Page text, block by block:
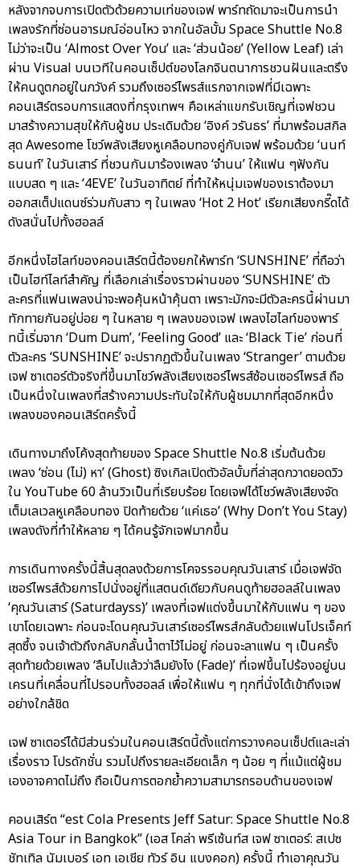
หลังจากจบการเปิดตัวด้วยความเท่ของเจฟ พาร์ทถัดมาจะเป็นการนำ
เพลงรักที่ซ่อนอารมณ์อ่อนไหว จากในอัลบั้ม Space Shuttle No.8
ไม่ว่าจะเป็น ‘Almost Over You’ และ ‘ส่วนน้อย’ (Yellow Leaf) เล่า
ผ่าน Visual บนเวทีในคอนเซ็ปต์ของโลกจินตนาการชวนฝันและตรึง
ให้คนดูตกอยู่ในภวังค์ รวมถึงเซอร์ไพรส์แรกจากเจฟที่มีเฉพาะ
คอนเสิร์ตรอบการแสดงที่กรุงเทพฯ คือเหล่าแขกรับเชิญที่เจฟชวน
มาสร้างความสุขให้กับผู้ชม ประเดิมด้วย ‘อิงค์ วรันธร’ ที่มาพร้อมสกิล
สุด Awesome โชว์พลังเสียงหูเคลือบทองคู่กับเจฟ พร้อมด้วย ‘นนท์
ธนนท์’ ในวันเสาร์ ที่ชวนกันมาร้องเพลง ‘จำนน’ ให้แฟน ๆฟังกัน
แบบสด ๆ และ ‘4EVE’ ในวันอาทิตย์ ที่ทำให้หนุ่มเจฟของเราต้องมา
ออกสเต็ปแดนซ์ร่วมกับสาว ๆ ในเพลง ‘Hot 2 Hot’ เรียกเสียงกรี๊ดได้
ดังสนั่นไปทั้งฮอลล์
อีกหนึ่งไฮไลท์ของคอนเสิร์ตนี้ต้องยกให้พาร์ท ‘SUNSHINE’ ที่ถือว่า
เป็นไฮท์ไลท์สำคัญ ที่เลือกเล่าเรื่องราวผ่านของ ‘SUNSHINE’ ตัว
ละครที่แฟนเพลงน่าจะพอคุ้นหน้าคุ้นตา เพราะมักจะมีตัวละครนี้ผ่านมา
ทักทายกันอยู่บ่อย ๆ ในหลาย ๆ เพลงของเจฟ เพลงไฮไลท์ของพาร์
ทนี้เริ่มจาก ‘Dum Dum’, ‘Feeling Good’ และ ‘Black Tie’ ก่อนที่
ตัวละคร ‘SUNSHINE’ จะปรากฏตัวขึ้นในเพลง ‘Stranger’ ตามด้วย
เจฟ ซาเตอร์ตัวจริงที่ขึ้นมาโชว์พลังเสียงเซอร์ไพรส์ซ้อนเซอร์ไพรส์ ถือ
เป็นหนึ่งในเพลงที่สร้างความประทับใจให้กับผู้ชมมากที่สุดอีกหนึ่ง
เพลงของคอนเสิร์ตครั้งนี้
เดินทางมาถึงโค้งสุดท้ายของ Space Shuttle No.8 เริ่มต้นด้วย
เพลง ‘ซ่อน (ไม่) หา’ (Ghost) ซิงเกิลเปิดตัวอัลบั้มที่ล่าสุดกวาดยอดวิว
ใน YouTube 60 ล้านวิวเป็นที่เรียบร้อย โดยเจฟได้โชว์พลังเสียงจัด
เต็มเลเวลหูเคลือบทอง ปิดท้ายด้วย ‘แค่เธอ’ (Why Don’t You Stay)
เพลงดังที่ทำให้หลาย ๆ ได้คนรู้จักเจฟมากขึ้น
การเดินทางครั้งนี้สิ้นสุดลงด้วยการโคจรรอบคุณวันเสาร์ เมื่อเจฟจัด
เซอร์ไพรส์ด้วยการไปนั่งอยู่ที่แสตนด์เดียวกับคนดูท้ายฮอลล์ในเพลง
‘คุณวันเสาร์ (Saturdayss)’ เพลงที่เจฟแต่งขึ้นมาให้กับแฟน ๆ ของ
เขาโดยเฉพาะ ก่อนจะโดนคุณวันเสาร์เซอร์ไพรส์กลับด้วยแฟนโปรเจ็คท์
สุดซึ้ง จนเจ้าตัวถึงกลับกลั้นน้ำตาไว้ไม่อยู่ ก่อนจะลาแฟน ๆ เป็นครั้ง
สุดท้ายด้วยเพลง ‘ลืมไปแล้วว่าลืมยังไง (Fade)’ ที่เจฟขึ้นไปร้องอยู่บน
เครนที่เคลื่อนที่ไปรอบทั้งฮอลล์ เพื่อให้แฟน ๆ ทุกที่นั่งได้เข้าถึงเจฟ
อย่างใกล้ชิด
เจฟ ซาเตอร์ได้มีส่วนร่วมในคอนเสิร์ตนี้ตั้งแต่การวางคอนเซ็ปต์และเล่า
เรื่องราว โปรดักชั่น รวมไปถึงรายละเอียดเล็ก ๆ น้อย ๆ ที่แม้แต่ผู้ชม
เองอาจคาดไม่ถึง ถือเป็นการตอกย้ำความสามารถรอบด้านของเจฟ
คอนเสิร์ต “est Cola Presents Jeff Satur: Space Shuttle No.8
Asia Tour in Bangkok” (เอส โคล่า พรีเซ้นท์ส เจฟ ซาเตอร์: สเปซ
ชัทเทิล นัมเบอร์ เอท เอเชีย ทัวร์ อิน แบงคอก) ครั้งนี้ ทำเอาคุณวัน